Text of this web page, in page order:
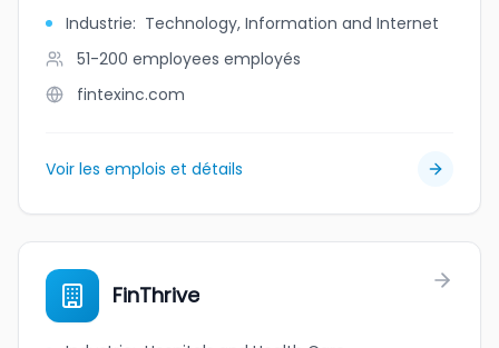
Industrie: Technology, Information and Internet
51-200 employees employés
fintexinc.com
Voir les emplois et détails
FinThrive